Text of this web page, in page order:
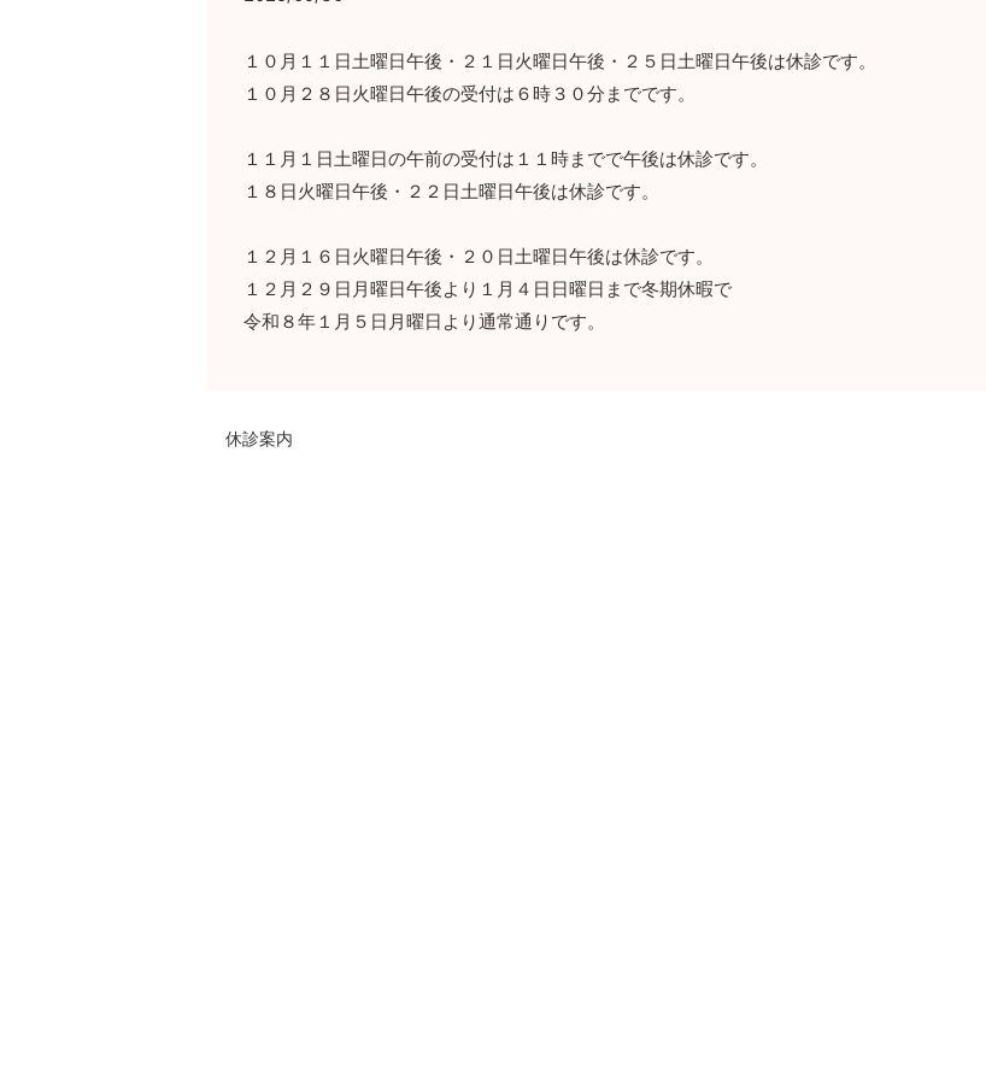
１０月１１日土曜日午後・２１日火曜日午後・２５日土曜日午後は休診です。
１０月２８日火曜日午後の受付は６時３０分までです。
１１月１日土曜日の午前の受付は１１時までで午後は休診です。
１８日火曜日午後・２２日土曜日午後は休診です。
１２月１６日火曜日午後・２０日土曜日午後は休診です。
１２月２９日月曜日午後より１月４日日曜日まで冬期休暇で
令和８年１月５日月曜日より通常通りです。
休診案内